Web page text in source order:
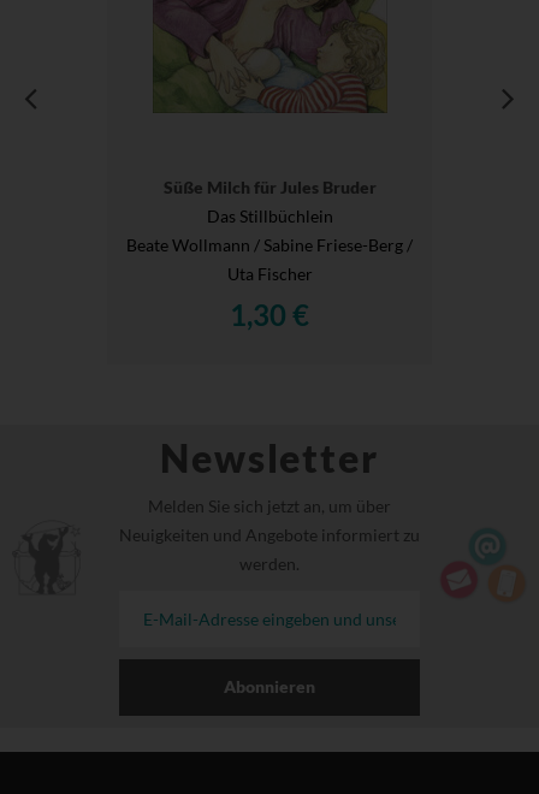
Süße Milch für Jules Bruder
Das Stillbüchlein
Beate Wollmann / Sabine Friese-Berg /
Uta Fischer
1,30 €
Newsletter
Melden Sie sich jetzt an, um über
Neuigkeiten und Angebote informiert zu
werden.
Abonnieren